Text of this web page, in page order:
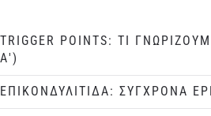
TRIGGER POINTS: ΤΙ
Α')
ΕΠΙΚΟΝΔΥΛΙΤΙΔΑ: ΣΥΓΧΡΟΝΑ